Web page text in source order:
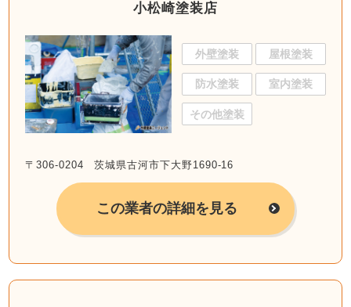
小松崎塗装店
外壁塗装 屋根塗装
防水塗装 室内塗装
その他塗装
〒306-0204 茨城県古河市下大野1690-16
この業者の詳細を見る